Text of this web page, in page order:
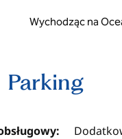
Wychodząc na
Parking